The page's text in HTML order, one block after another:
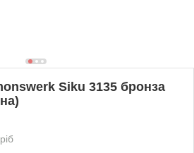
Siku 3135 бронза